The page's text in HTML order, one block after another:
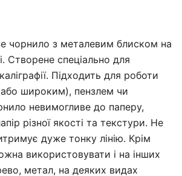
чорнило з металевим блиском на
Створене спеціально для
Підходить для роботи
широким), пензлем чи
невимогливе до паперу,
різної якості та текстури. Не
дуже тонку лінію. Крім
використовувати і на інших
метал, на деяких видах